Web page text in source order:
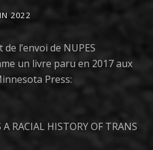
2022
l’envoi de NUPES
un livre paru en 2017 aux
Press:
RACIAL HISTORY OF TRANS